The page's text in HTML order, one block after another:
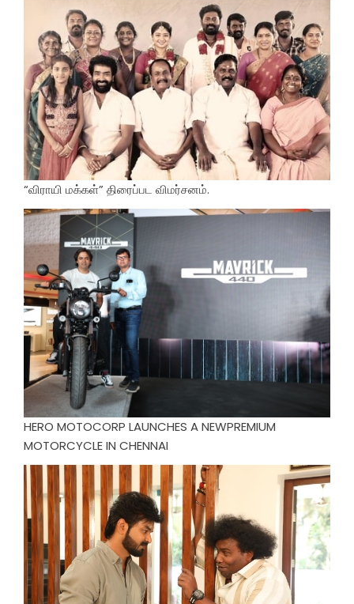
“விராயி மக்கள்” திரைப்பட விமர்சனம்.
HERO MOTOCORP LAUNCHES A NEWPREMIUM
MOTORCYCLE IN CHENNAI